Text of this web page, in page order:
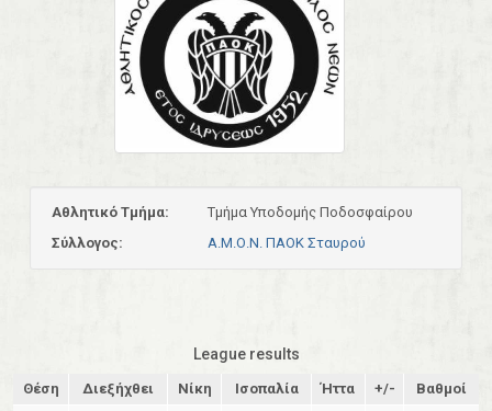
Αθλητικό Τμήμα:
Τμήμα Υποδομής Ποδοσφαίρου
Σύλλογος:
Α.Μ.Ο.Ν. ΠΑΟΚ Σταυρού
League results
Θέση Διεξήχθει Νίκη Ισοπαλία Ήττα +/-
Βαθμοί